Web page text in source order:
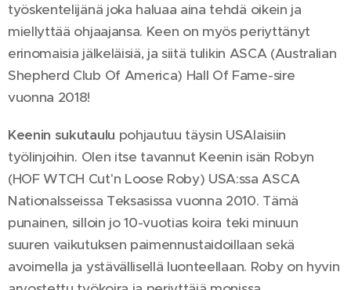
työskentelijänä joka haluaa aina tehdä oikein ja
miellyttää ohjaajansa. Keen on myös periyttänyt
erinomaisia jälkeläisiä, ja siitä tulikin ASCA (Australian
Shepherd Club Of America) Hall Of Fame-sire
vuonna 2018!
Keenin sukutaulu pohjautuu täysin USAlaisiin
työlinjoihin. Olen itse tavannut Keenin isän Robyn
(HOF WTCH Cut'n Loose Roby) USA:ssa ASCA
Nationalsseissa Teksasissa vuonna 2010. Tämä
punainen, silloin jo 10-vuotias koira teki minuun
suuren vaikutuksen paimennustaidoillaan sekä
avoimella ja ystävällisellä luonteellaan. Roby on hyvin